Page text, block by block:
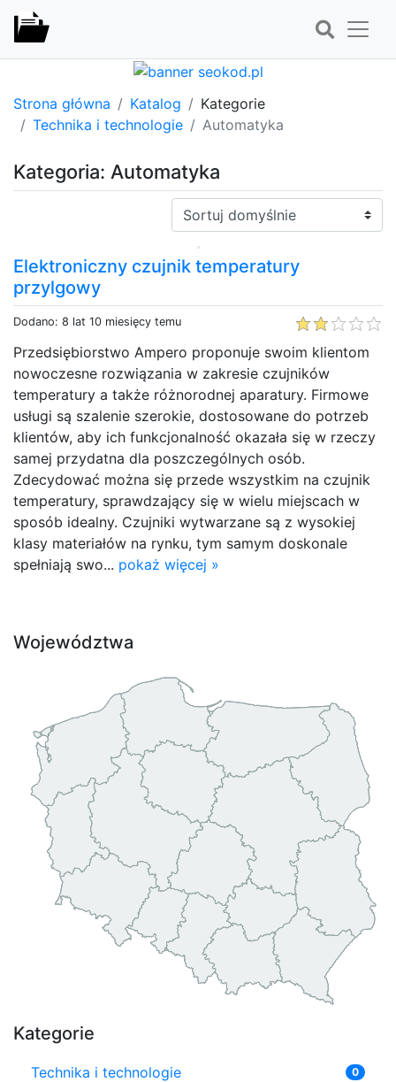
Strona główna Katalog
Kategorie
Technika i technologie
Automatyka
Kategoria: Automatyka
Sortuj:
Elektroniczny czujnik temperatury
przylgowy
Dodano: 8 lat 10 miesięcy temu
Przedsiębiorstwo Ampero proponuje swoim klientom
nowoczesne rozwiązania w zakresie czujników
temperatury a także różnorodnej aparatury. Firmowe
usługi są szalenie szerokie, dostosowane do potrzeb
klientów, aby ich funkcjonalność okazała się w rzeczy
samej przydatna dla poszczególnych osób.
Zdecydować można się przede wszystkim na czujnik
temperatury, sprawdzający się w wielu miejscach w
sposób idealny. Czujniki wytwarzane są z wysokiej
klasy materiałów na rynku, tym samym doskonale
spełniają swo... pokaż więcej »
Województwa
Kategorie
Technika i technologie 0